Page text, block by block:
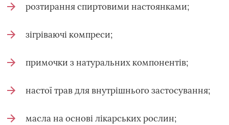
розтирання спиртовими настоянками;
зігріваючі компреси;
примочки з натуральних компонентів;
настої трав для внутрішнього застосування;
масла на основі лікарських рослин;